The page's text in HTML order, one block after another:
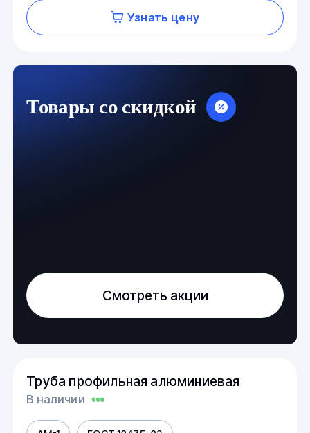
Узнать цену
Товары со скидкой
Смотреть акции
Труба профильная алюминиевая
В наличии